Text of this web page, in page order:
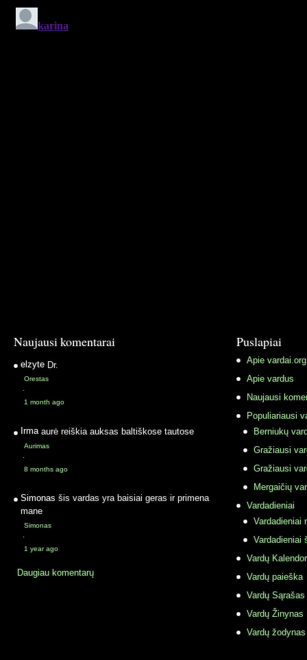
Naujausi komentarai
elzyte Dr.
Orestas
·
1 month ago
Irma aurė reiškia auksas baltiškose tautose
Aurimas
·
8 months ago
Simonas šis vardas yra baisiai geras ir primena
mane
Simonas
·
1 year ago
Daugiau komentarų
Puslapiai
Apie vardai.org
Apie vardus
Naujausi
Populiariausi
Berniukų
Gražiausi
Gražiausi
Mergaičių
Vardadieniai
Vardadieniai
Vardadieniai
Vardų
Vardų paieška
Vardų Sąrašas
Vardų Žinynas
Vardų